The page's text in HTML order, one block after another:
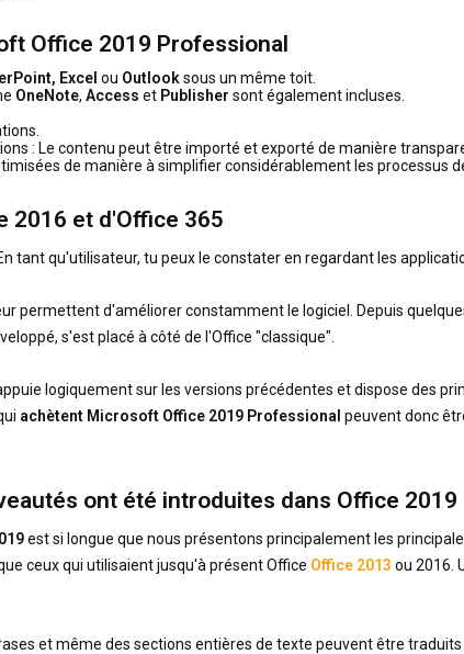
Office 2019 Professional
Excel ou Outlooksous un même toit.
OneNote, Access et Publisher sont également incluses.
: Le contenu peut être importé et exporté de manière
de manière à simplifier considérablement les processus
2016 et d'Office 365
tant qu'utilisateur, tu peux le constater en regardant les
permettent d'améliorer constamment le logiciel. Depuis
s'est placé à côté de l'Office "classique".
logiquement sur les versions précédentes et dispose des
achètent Microsoft Office 2019 Professional peuvent donc
ont été introduites dans Office 2019
est si longue que nous présentons principalement les
ceux qui utilisaient jusqu'à présent Office Office 2013 ou 2016.
et même des sections entières de texte peuvent être